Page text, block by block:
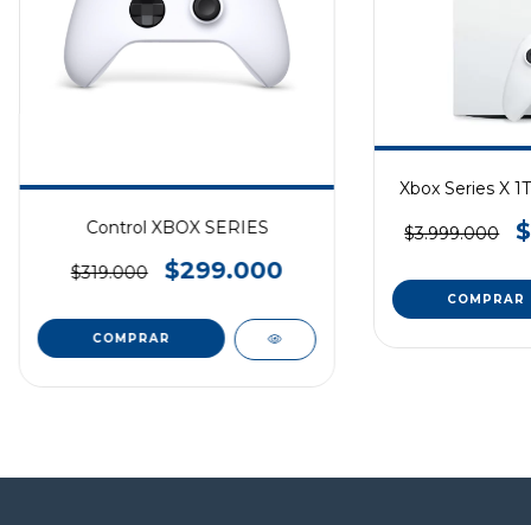
Control XBOX SERIES
$319.000 $299.000
COMPRAR
Xbox Series X
$3.999.000